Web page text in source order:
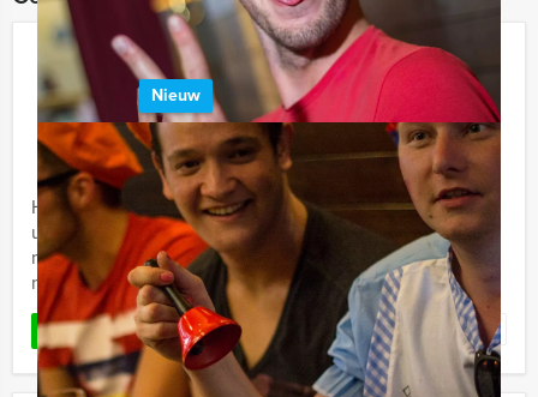
De Grote Voetbalquiz In Hoorn
Nieuw
Vanaf€ 27,50 p.p. excl. BTW
Vanaf 12 personen ‐ 2 uur
Holland Tour Guides heeft nu het meest formidabele
uitje voor voetballiefhebbers. Deze quiz biedt net even
meer dan een standaard voetbalquiz. We hebben er
namelijk ...
LEES MEER Favoriet